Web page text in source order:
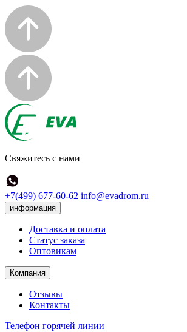
Свяжитесь с нами
+7(499) 677-60-62 info@evadrom.ru
информация
Доставка и оплата
Статус заказа
Оптовикам
Компания
Отзывы
Контакты
Телефон горячей линии